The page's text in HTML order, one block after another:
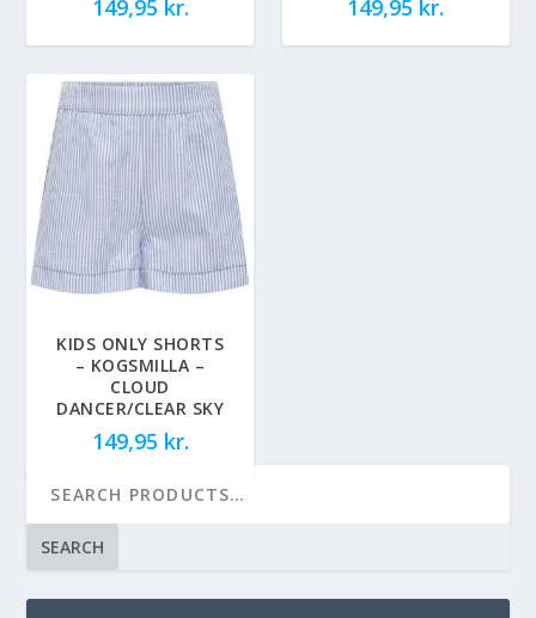
149,95 kr. 149,95 kr.
KIDS ONLY SHORTS
– KOGSMILLA –
CLOUD
DANCER/CLEAR SKY
149,95 kr.
SEARCH